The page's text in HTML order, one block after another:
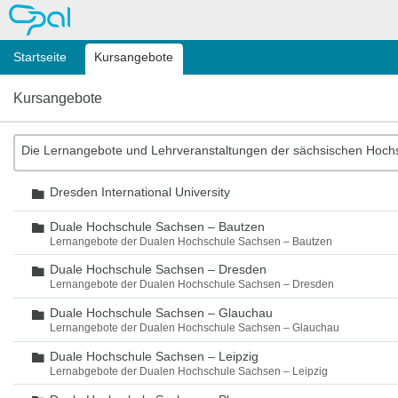
OPAL
Startseite Kursangebote
Kursangebote
Die Lernangebote und Lehrveranstaltungen der sächsischen
Ordner
Dresden International University
Ordner
Duale Hochschule Sachsen – Bautzen
Lernangebote der Dualen Hochschule Sachsen – Bautzen
Ordner
Duale Hochschule Sachsen – Dresden
Lernangebote der Dualen Hochschule Sachsen – Dresden
Ordner
Duale Hochschule Sachsen – Glauchau
Lernangebote der Dualen Hochschule Sachsen – Glauchau
Ordner
Duale Hochschule Sachsen – Leipzig
Lernabgebote der Dualen Hochschule Sachsen – Leipzig